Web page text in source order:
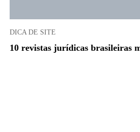
DICA DE SITE
10 revistas jurídicas brasileiras